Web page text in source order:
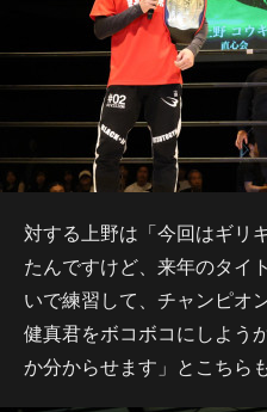
対する上野は「今回はギリ
たんですけど、来年のタイ
いで練習して、チャンピオ
健真君をボコボコにしよう
か分からせます」とこちら